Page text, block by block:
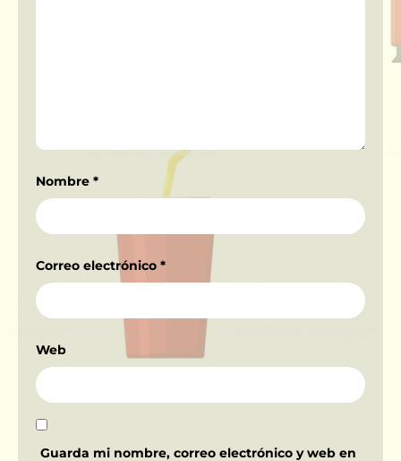
Nombre *
Correo electrónico *
Web
Guarda mi nombre, correo electrónico y web en